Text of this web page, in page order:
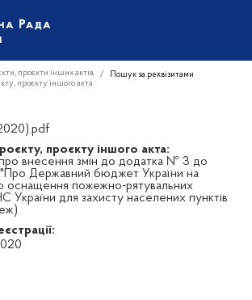
проєкти інших актів
Пошук за реквізитами
проєкту іншого акта
проєкту іншого акта:
про внесення змін до додатка № 3 до
"Про Державний бюджет України на
оснащення пожежно-рятувальних
України для захисту населених пунктів